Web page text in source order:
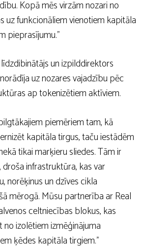
Kopā mēs virzām nozari no
uz funkcionāliem vienotiem kapitāla
pieprasījumu.”
un izpilddirektors
uz nozares vajadzību pēc
ap tokenizētiem aktīviem.
piemēriem tam, kā
kapitāla tirgus, taču iestādēm
tikai marķieru sliedes. Tām ir
infrastruktūra, kas var
norēķinus un dzīves cikla
mērogā. Mūsu partnerība ar Real
celtniecības blokus, kas
izolētiem izmēģinājuma
ķēdes kapitāla tirgiem.”